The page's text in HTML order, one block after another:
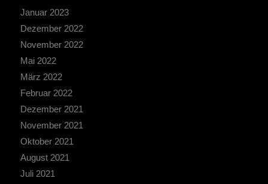
Januar 2023
Dezember 2022
November 2022
Mai 2022
März 2022
Februar 2022
Dezember 2021
November 2021
Oktober 2021
August 2021
Juli 2021